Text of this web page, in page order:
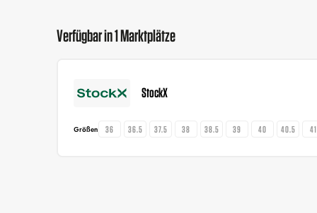
Verfügbar in 1 Marktplätze
StockX
Größen 36 36.5 37.5 38 38.5 39 40 40.5 41